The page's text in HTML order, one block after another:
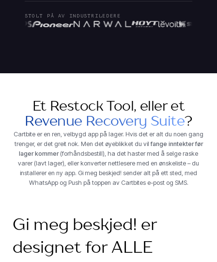
STOLT PÅ AV INDUSTRILEDERE
Et Restock Tool, eller et
Revenue Recovery Suite?
Cartbite er en ren, velbygd app på lager. Hvis det er alt du noen gang
trenger, er det greit nok. Men det øyeblikket du vilfange inntekter før
lager kommer(forhåndsbestill), ha det haster med å selge raske
varer (lavt lager), eller konverter nettlesere med en ønskeliste – du
installerer en ny app. Gi meg beskjed! sender alt på ett sted, med
WhatsApp og Push på toppen av Cartbites e-post og SMS.
Gi meg beskjed! er
designet for ALLE